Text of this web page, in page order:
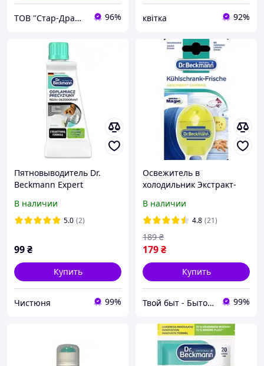
ТОВ "Стар-Драйв" 96% квітка 92%
Пятновыводитель Dr.
Beckmann Expert
50 мл
В наличии
5.0 (2)
99₴
Купить
Чистюня 99%
Освежитель в
холодильник Экстракт-
g (Германия) Dr.
Beckmann Kühlschrank-
Frische Limone
В наличии
4.8 (21)
179₴
189 ₴
Купить
Твой быт - Бытовая химия и товары для дома! 99%